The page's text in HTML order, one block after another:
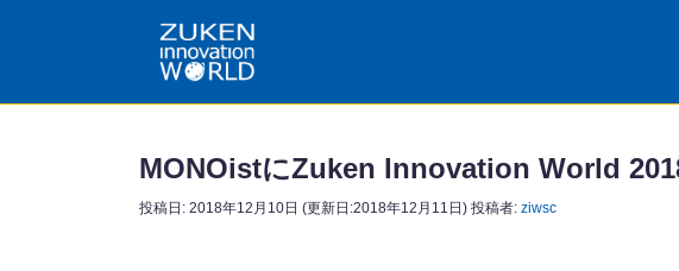
MONOistにZuken Innovation World
投稿日: 2018年12月10日 (更新日:2018年12月11日) 投稿者: ziwsc